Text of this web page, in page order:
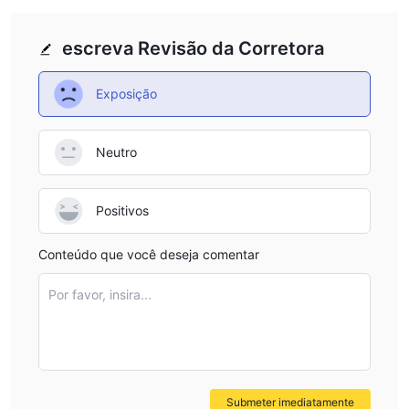
negociar em derivativos de vários índices. índices de
negociação oferecem uma maneira de diversificar o risco em
comparação com a negociação de ações únicas. a empresa
oferece uma seleção de índices populares, como asx 200, ftse
china a50, germany dax 30, euro stoxx 50, hang seng, kospi
200 e muito mais. cada contrato de índice tem seu próprio valor
por tick, dígitos de cotação, tamanho do contrato por lote,
tamanho mínimo do lote e spread médio.
S.A.M. Tradepermite que os investidores expandam suas
carteiras de investimento negociando derivativos em metais e
escreva Revisão da Corretora
Exposição
Neutro
Positivos
Conteúdo que você deseja comentar
Por favor, insira...
Submeter imediatamente